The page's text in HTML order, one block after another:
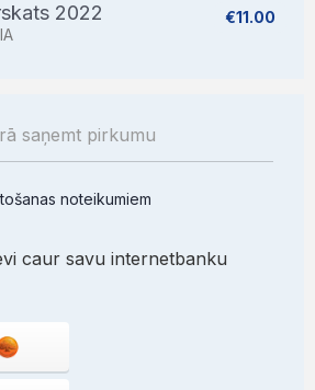
2022 €11.00
noteikumiem
caur savu internetbanku